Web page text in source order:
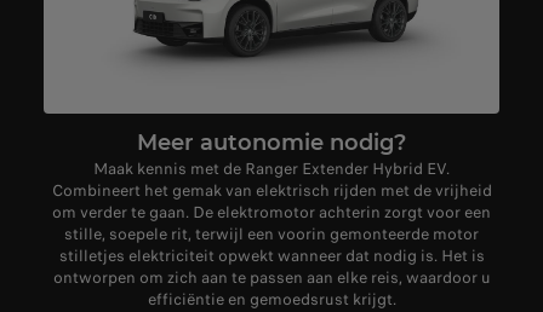
Meer autonomie nodig?
Maak kennis met de Ranger Extender Hybrid EV.
Combineert het gemak van elektrisch rijden met de vrijheid
om verder te gaan. De elektromotor achterin zorgt voor een
stille, soepele rit, terwijl een voorin gemonteerde motor
stilletjes elektriciteit opwekt wanneer dat nodig is. Het is
ontworpen om zich aan te passen aan elke reis, waardoor u
efficiëntie en gemoedsrust krijgt.